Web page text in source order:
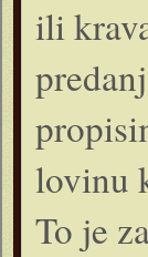
ili
lovinu
To je